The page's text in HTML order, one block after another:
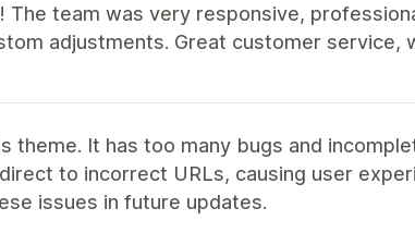
The team was very responsive,
adjustments. Great customer service,
theme. It has too many bugs and
to incorrect URLs, causing user
issues in future updates.